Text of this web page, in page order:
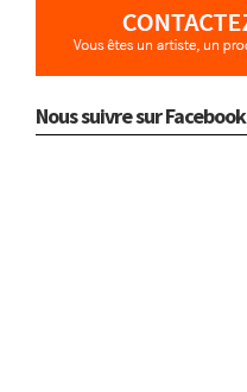
Nous suivre sur Facebook